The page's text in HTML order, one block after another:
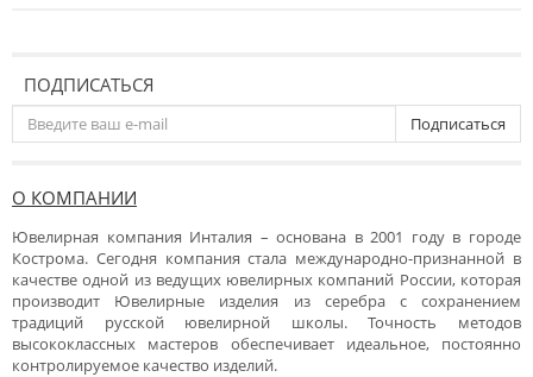
ПОДПИСАТЬСЯ
Подписаться
О КОМПАНИИ
Ювелирная компания Инталия – основана в 2001 году в городе
Кострома. Сегодня компания стала международно-признанной в
качестве одной из ведущих ювелирных компаний России, которая
производит Ювелирные изделия из серебра с сохранением
традиций русской ювелирной школы. Точность методов
высококлассных мастеров обеспечивает идеальное, постоянно
контролируемое качество изделий.